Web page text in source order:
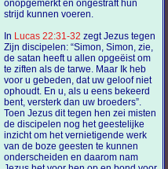
onopgemerkt en ongestraft hun
strijd kunnen voeren.
In Lucas 22:31-32 zegt Jezus tegen
Zijn discipelen: “Simon, Simon, zie,
de satan heeft u allen opgeëist om
te ziften als de tarwe. Maar Ik heb
voor u gebeden, dat uw geloof niet
ophoudt. En u, als u eens bekeerd
bent, versterk dan uw broeders”.
Toen Jezus dit tegen hen zei misten
de discipelen nog het geestelijke
inzicht om het vernietigende werk
van de boze geesten te kunnen
onderscheiden en daarom nam